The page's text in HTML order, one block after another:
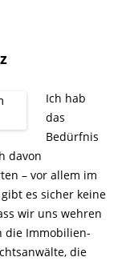
Ich hab
das
Bedürfnis
davon
– vor allem im
es sicher keine
wir uns wehren
die Immobilien-
die